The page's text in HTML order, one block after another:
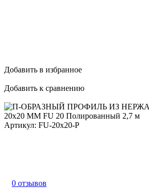
Добавить в избранное
Добавить к сравнению
Артикул: FU-20x20-P
0 отзывов